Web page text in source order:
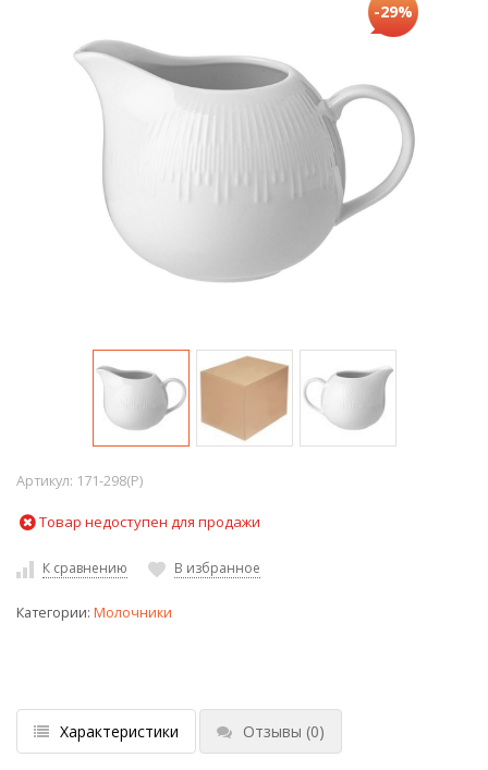
-29%
Артикул: 171-298(P)
Товар недоступен для продажи
К сравнению В избранное
Категории: Молочники
Характеристики Отзывы (0)